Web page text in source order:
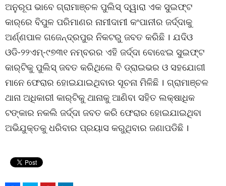
ଅନୁରୂପ ଭାବେ ଗ୍ରାମାଞ୍ଚଳ ପୁଲିସ୍ ଦ୍ୱାରା ଏକ ସୁଇଫ୍ଟ
କାର୍‌ରେ ବିପୁଳ ପରିମାଣର ନାମୀଦାମୀ କଂପାନୀର ଜର୍ଦ୍ଦାକୁ
ଅର୍ଣ୍ଣପାଳ ଗଜେନ୍ଦ୍ରପୁର ନିକଟରୁ ଜବତ କରିଛି । ଯଦିଓ
ଓଡି-୨୨ଏମ୍‌-୯୭୩୧ ନମ୍ବରର ଏହି ଜର୍ଦ୍ଦା ବୋଝେଇ ସୁଇଫ୍ଟ
କାର୍‌ଟିକୁ ପୁଲିସ୍ ଜବତ କରିଥିଲେ ବି ଡ୍ରାଇଭର ଓ ସହଯୋଗୀ
ମାନେ ଫେରାର ହୋଇଯାଇଥିବାର ସୂଚନା ମିଳିଛି । ଗ୍ରାମାଞ୍ଚଳ
ଥାନା ଅଧିକାରୀ କାର୍‌ଟିକୁ ଥାନାକୁ ଆଣିବା ସହିତ ଲକ୍ଷାଧିକ
ଟଙ୍କାର ନକଲି ଜର୍ଦ୍ଦା ଜବତ କରି ଫେରାର ହୋଇଯାଇଥିବା
ଅଭିଯୁକ୍ତକୁ ଧରିବାର ପ୍ରୟାସ କରୁଥିବାର ଜଣାପଡିଛି ।